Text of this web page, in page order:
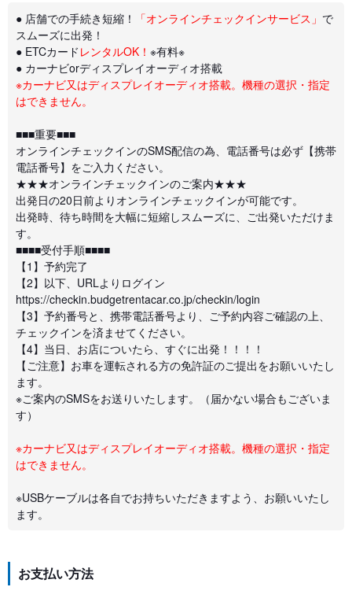
● 店舗での手続き短縮！ 「オンラインチェックインサービス」 で
スムーズに出発！
● ETCカード レンタルOK！ ※有料※
● カーナビorディスプレイオーディオ搭載
※カーナビ又はディスプレイオーディオ搭載。機種の選択・指定
はできません。
■■■重要■■■
オンラインチェックインのSMS配信の為、電話番号は必ず【携帯
電話番号】をご入力ください。
★★★オンラインチェックインのご案内★★★
出発日の20日前よりオンラインチェックインが可能です。
出発時、待ち時間を大幅に短縮しスムーズに、ご出発いただけま
す。
■■■■受付手順■■■■
【1】予約完了
【2】以下、URLよりログイン
https://checkin.budgetrentacar.co.jp/checkin/login
【3】予約番号と、携帯電話番号より、ご予約内容ご確認の上、
チェックインを済ませてください。
【4】当日、お店についたら、すぐに出発！！！！
【ご注意】お車を運転される方の免許証のご提出をお願いいたし
ます。
※ご案内のSMSをお送りいたします。（届かない場合もございま
す）
※カーナビ又はディスプレイオーディオ搭載。機種の選択・指定
はできません。
※USBケーブルは各自でお持ちいただきますよう、お願いいたし
ます。
お支払い方法